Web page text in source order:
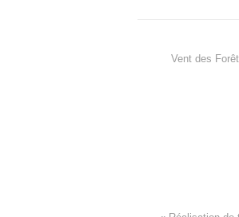
Vent des